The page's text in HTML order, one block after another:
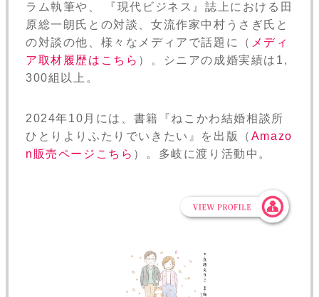
ラム執筆や、 『現代ビジネス』誌上における田
原総一朗氏との対談、女流作家中村うさぎ氏と
の対談の他、様々なメディアで話題に（ メディ
ア取材履歴はこちら ）。シニアの成婚実績は1,
300組以上。
2024年10月には、書籍『ねこかわ結婚相談所
ひとりよりふたりでいきたい』を出版（ Amazo
n販売ページこちら ）。多岐に渡り活動中。